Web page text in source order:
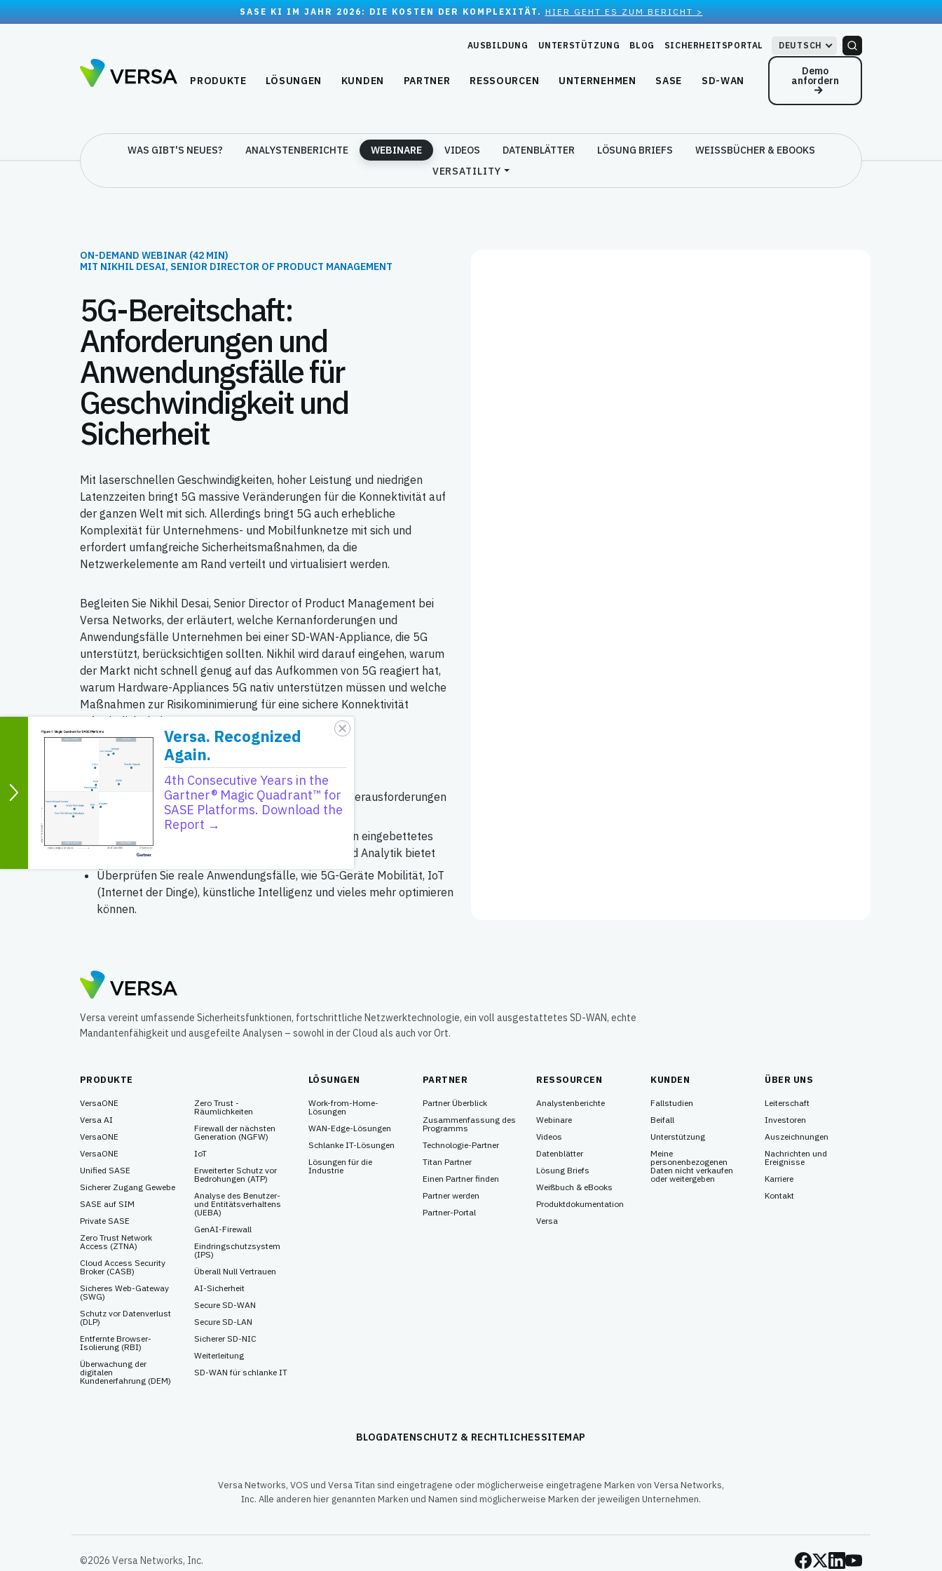
SASE KI IM JAHR 2026: DIE KOSTEN DER KOMPLEXITÄT. HIER GEHT ES ZUM BERICHT >
AUSBILDUNG UNTERSTÜTZUNG BLOG SICHERHEITSPORTAL DEUTSCH
PRODUKTE LÖSUNGEN KUNDEN PARTNER RESSOURCEN UNTERNEHMEN SASE SD-WAN
Demo
anfordern
WAS GIBT'S NEUES? ANALYSTENBERICHTE WEBINARE VIDEOS DATENBLÄTTER LÖSUNG BRIEFS
WEISSBÜCHER & EBOOKS
VERSATILITY
ON-DEMAND WEBINAR (42 MIN)
MIT NIKHIL DESAI, SENIOR DIRECTOR OF PRODUCT MANAGEMENT
5G-Bereitschaft:
Anforderungen und
Anwendungsfälle für
Geschwindigkeit und
Sicherheit
Mit laserschnellen Geschwindigkeiten, hoher Leistung und niedrigen
Latenzzeiten bringt 5G massive Veränderungen für die Konnektivität auf
der ganzen Welt mit sich. Allerdings bringt 5G auch erhebliche
Komplexität für Unternehmens- und Mobilfunknetze mit sich und
erfordert umfangreiche Sicherheitsmaßnahmen, da die
Netzwerkelemente am Rand verteilt und virtualisiert werden.
Begleiten Sie Nikhil Desai, Senior Director of Product Management bei
Versa Networks, der erläutert, welche Kernanforderungen und
Anwendungsfälle Unternehmen bei einer SD-WAN-Appliance, die 5G
unterstützt, berücksichtigen sollten. Nikhil wird darauf eingehen, warum
der Markt nicht schnell genug auf das Aufkommen von 5G reagiert hat,
warum Hardware-Appliances 5G nativ unterstützen müssen und welche
Maßnahmen zur Risikominimierung für eine sichere Konnektivität
erforderlich sind.
In diesem Webinar werden Sie:
Verstehen Sie die spezifischen architektonischen Herausforderungen
einer SD-WAN-Appliance, die 5G unterstützt
Lernen Sie die grundlegenden Anforderungen an ein eingebettetes
5G-Modul kennen, das Sicherheit, Konnektivität und Analytik bietet
Überprüfen Sie reale Anwendungsfälle, wie 5G-Geräte Mobilität, IoT
(Internet der Dinge), künstliche Intelligenz und vieles mehr optimieren
können.
Versa vereint umfassende Sicherheitsfunktionen, fortschrittliche Netzwerktechnologie, ein voll ausgestattetes SD-WAN, echte
Mandantenfähigkeit und ausgefeilte Analysen – sowohl in der Cloud als auch vor Ort.
PRODUKTE
VersaONE
Versa AI
VersaONE
VersaONE
Unified SASE
Sicherer Zugang Gewebe
SASE auf SIM
Private SASE
Zero Trust Network
Access (ZTNA)
Cloud Access Security
Broker (CASB)
Sicheres Web-Gateway
(SWG)
Schutz vor Datenverlust
(DLP)
Entfernte Browser-
Isolierung (RBI)
Überwachung der
digitalen
Kundenerfahrung (DEM)
Zero Trust -
Räumlichkeiten
Firewall der nächsten
Generation (NGFW)
IoT
Erweiterter Schutz vor
Bedrohungen (ATP)
Analyse des Benutzer-
und Entitätsverhaltens
(UEBA)
GenAI-Firewall
Eindringschutzsystem
(IPS)
Überall Null Vertrauen
AI-Sicherheit
Secure SD-WAN
Secure SD-LAN
Sicherer SD-NIC
Weiterleitung
SD-WAN für schlanke IT
LÖSUNGEN
Work-from-Home-
Lösungen
WAN-Edge-Lösungen
Schlanke IT-Lösungen
Lösungen für die
Industrie
PARTNER
Partner Überblick
Zusammenfassung des
Programms
Technologie-Partner
Titan Partner
Einen Partner finden
Partner werden
Partner-Portal
RESSOURCEN
Analystenberichte
Webinare
Videos
Datenblätter
Lösung Briefs
Weißbuch & eBooks
Produktdokumentation
Versa
KUNDEN
Fallstudien
Beifall
Unterstützung
Meine
personenbezogenen
Daten nicht verkaufen
oder weitergeben
ÜBER UNS
Leiterschaft
Investoren
Auszeichnungen
Nachrichten und
Ereignisse
Karriere
Kontakt
BLOGDATENSCHUTZ & RECHTLICHESSITEMAP
Versa Networks, VOS und Versa Titan sind eingetragene oder möglicherweise eingetragene Marken von Versa Networks,
Inc. Alle anderen hier genannten Marken und Namen sind möglicherweise Marken der jeweiligen Unternehmen.
©2026 Versa Networks, Inc.
Versa. Recognized
Again.
4th Consecutive Years in the
Gartner® Magic Quadrant™ for
SASE Platforms. Download the
Report →